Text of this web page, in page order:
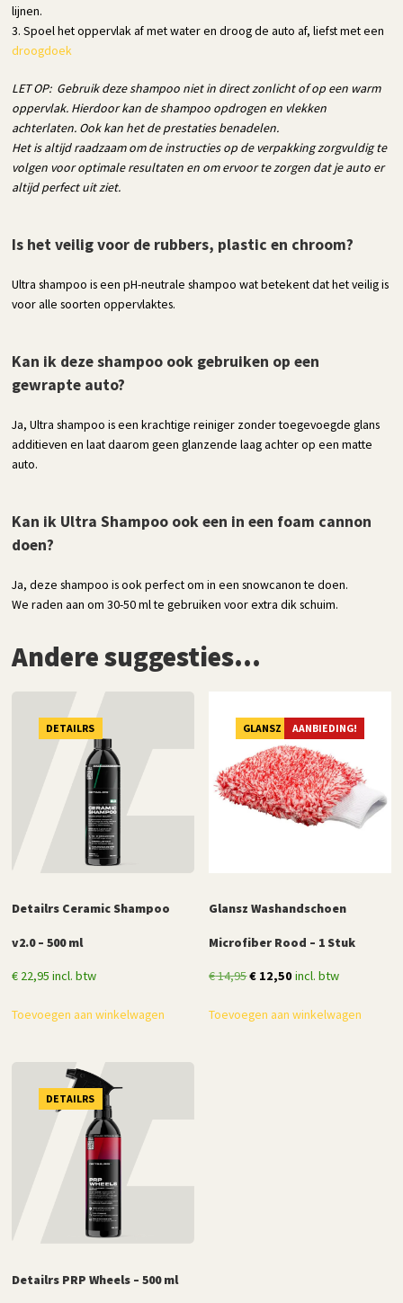
lijnen.
3. Spoel het oppervlak af met water en droog de auto af, liefst met een
droogdoek
LET OP: Gebruik deze shampoo niet in direct zonlicht of op een warm
oppervlak. Hierdoor kan de shampoo opdrogen en vlekken
achterlaten. Ook kan het de prestaties benadelen.
Het is altijd raadzaam om de instructies op de verpakking zorgvuldig te
volgen voor optimale resultaten en om ervoor te zorgen dat je auto er
altijd perfect uit ziet.
Is het veilig voor de rubbers, plastic en chroom?
Ultra shampoo is een pH-neutrale shampoo wat betekent dat het veilig is
voor alle soorten oppervlaktes.
Kan ik deze shampoo ook gebruiken op een
gewrapte auto?
Ja, Ultra shampoo is een krachtige reiniger zonder toegevoegde glans
additieven en laat daarom geen glanzende laag achter op een matte
auto.
Kan ik Ultra Shampoo ook een in een foam cannon
doen?
Ja, deze shampoo is ook perfect om in een snowcanon te doen.
We raden aan om 30-50 ml te gebruiken voor extra dik schuim.
Andere suggesties…
DETAILRS
Detailrs Ceramic Shampoo
v2.0 – 500 ml
€ 22,95 incl. btw
Toevoegen aan winkelwagen
AANBIEDING!
GLANSZ
Glansz Washandschoen
Microfiber Rood – 1 Stuk
€14,95Oorspronkelijke
was:
€ 12,50Huidige
is:
incl. btw
Toevoegen aan winkelwagen
DETAILRS
Detailrs PRP Wheels – 500 ml